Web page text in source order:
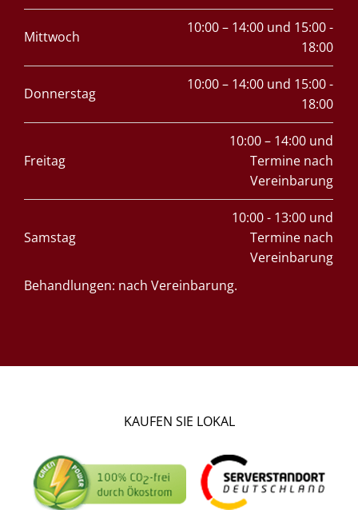
Mittwoch
10:00 – 14:00 und 15:00 -
18:00
Donnerstag
10:00 – 14:00 und 15:00 -
18:00
Freitag
10:00 – 14:00 und
Termine nach
Vereinbarung
Samstag
10:00 - 13:00 und
Termine nach
Vereinbarung
Behandlungen: nach Vereinbarung.
KAUFEN SIE LOKAL